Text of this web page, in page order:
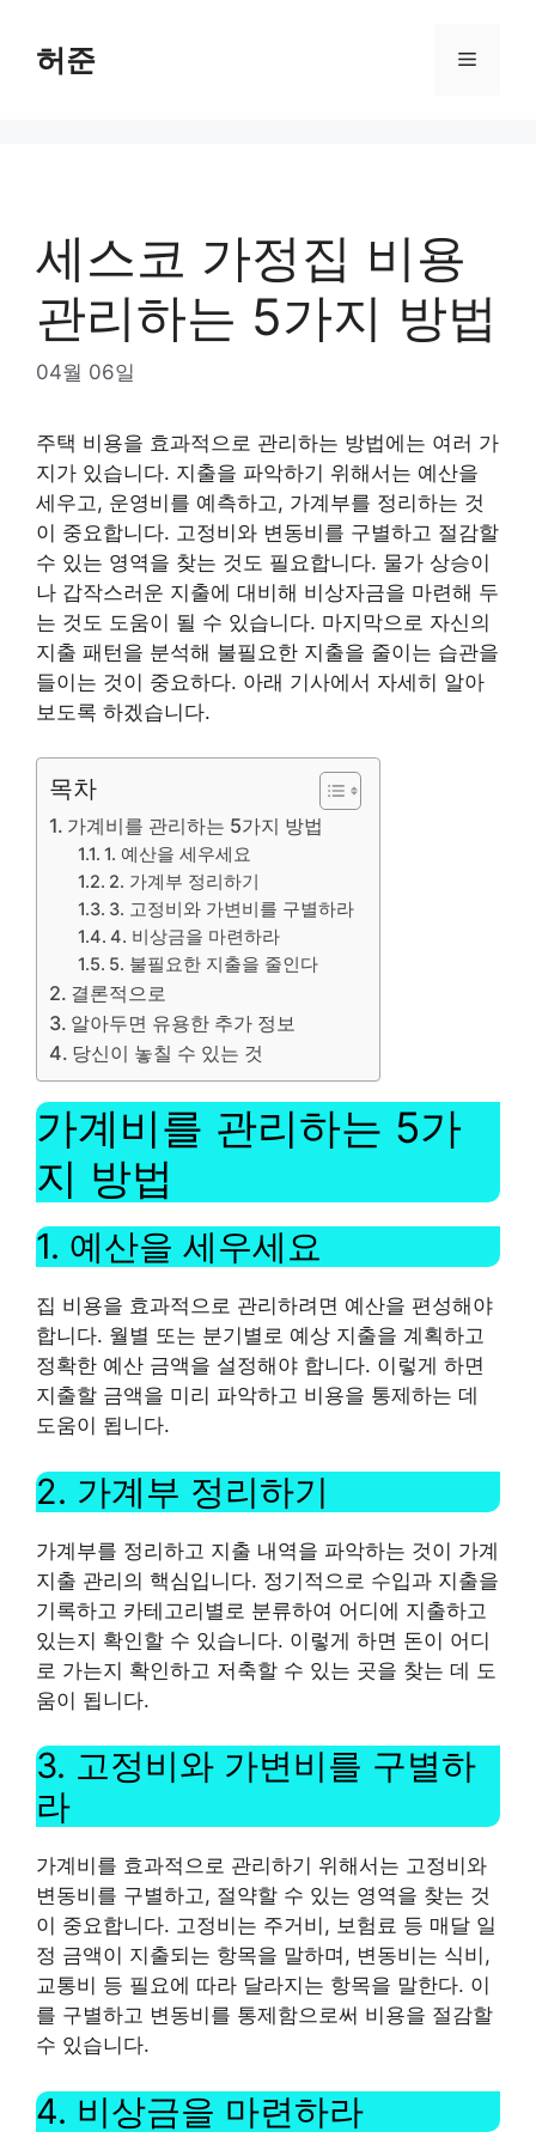
content
허준 Menu
세스코 가정집 비용
관리하는 5가지 방법
04월 06일
주택 비용을 효과적으로 관리하는 방법에는 여러 가
지가 있습니다. 지출을 파악하기 위해서는 예산을
세우고, 운영비를 예측하고, 가계부를 정리하는 것
이 중요합니다. 고정비와 변동비를 구별하고 절감할
수 있는 영역을 찾는 것도 필요합니다. 물가 상승이
나 갑작스러운 지출에 대비해 비상자금을 마련해 두
는 것도 도움이 될 수 있습니다. 마지막으로 자신의
지출 패턴을 분석해 불필요한 지출을 줄이는 습관을
들이는 것이 중요하다. 아래 기사에서 자세히 알아
보도록 하겠습니다.
목차
가계비를 관리하는 5가지 방법
1. 예산을 세우세요
2. 가계부 정리하기
3. 고정비와 가변비를 구별하라
4. 비상금을 마련하라
5. 불필요한 지출을 줄인다
결론적으로
알아두면 유용한 추가 정보
당신이 놓칠 수 있는 것
가계비를 관리하는 5가
지 방법
1. 예산을 세우세요
집 비용을 효과적으로 관리하려면 예산을 편성해야
합니다. 월별 또는 분기별로 예상 지출을 계획하고
정확한 예산 금액을 설정해야 합니다. 이렇게 하면
지출할 금액을 미리 파악하고 비용을 통제하는 데
도움이 됩니다.
2. 가계부 정리하기
가계부를 정리하고 지출 내역을 파악하는 것이 가계
지출 관리의 핵심입니다. 정기적으로 수입과 지출을
기록하고 카테고리별로 분류하여 어디에 지출하고
있는지 확인할 수 있습니다. 이렇게 하면 돈이 어디
로 가는지 확인하고 저축할 수 있는 곳을 찾는 데 도
움이 됩니다.
3. 고정비와 가변비를 구별하
라
가계비를 효과적으로 관리하기 위해서는 고정비와
변동비를 구별하고, 절약할 수 있는 영역을 찾는 것
이 중요합니다. 고정비는 주거비, 보험료 등 매달 일
정 금액이 지출되는 항목을 말하며, 변동비는 식비,
교통비 등 필요에 따라 달라지는 항목을 말한다. 이
를 구별하고 변동비를 통제함으로써 비용을 절감할
수 있습니다.
4. 비상금을 마련하라